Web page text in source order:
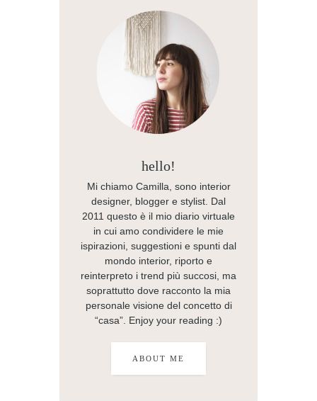
hello!
Mi chiamo Camilla, sono interior
designer, blogger e stylist. Dal
2011 questo è il mio diario virtuale
in cui amo condividere le mie
ispirazioni, suggestioni e spunti dal
mondo interior, riporto e
reinterpreto i trend più succosi, ma
soprattutto dove racconto la mia
personale visione del concetto di
“casa”. Enjoy your reading :)
ABOUT ME